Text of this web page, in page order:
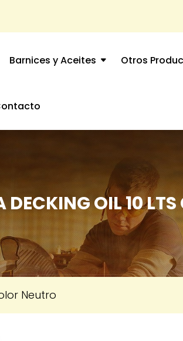
Barnices y Aceites Otros
OIL 10
Neutro